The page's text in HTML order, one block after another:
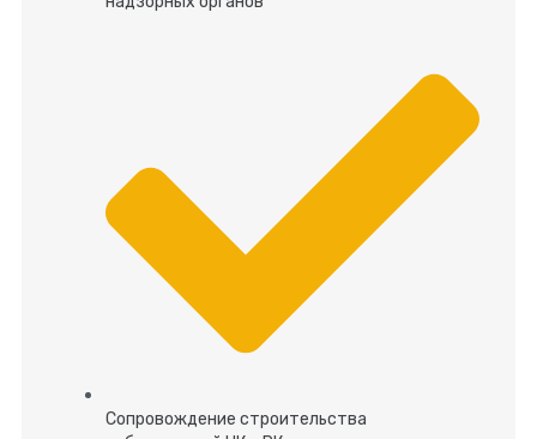
Сопровождение строительства